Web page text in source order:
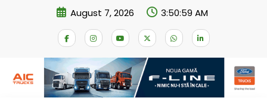
August 7, 2026 3:50:59 AM